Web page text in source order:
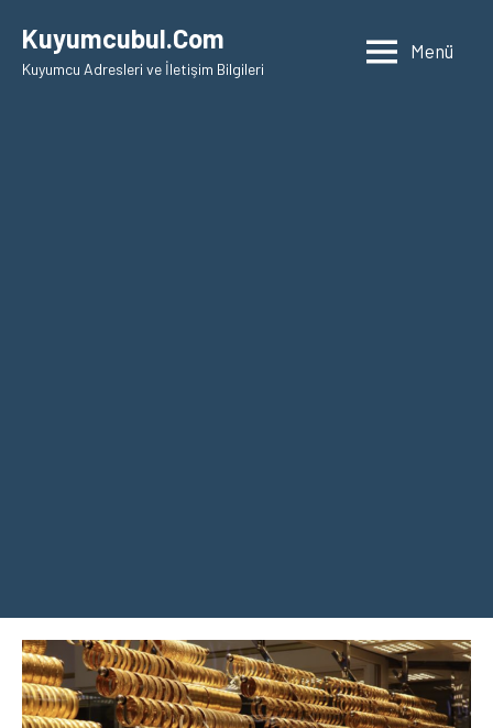
geçKuyumcubul.Com
Kuyumcu Adresleri ve İletişim Bilgileri
Menü